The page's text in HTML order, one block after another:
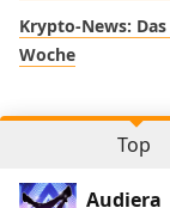
Krypto-News:
Woche
Top
Audiera